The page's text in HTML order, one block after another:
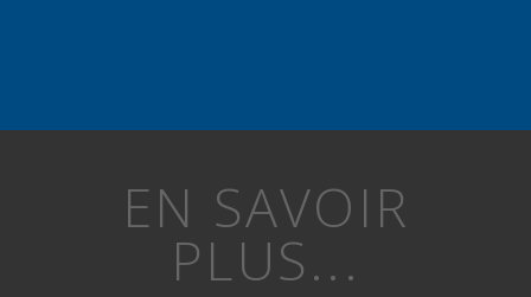
EN SAVOIR
PLUS...